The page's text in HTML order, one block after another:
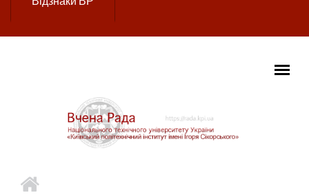
ГОЛОВНЕ МЕНЮ